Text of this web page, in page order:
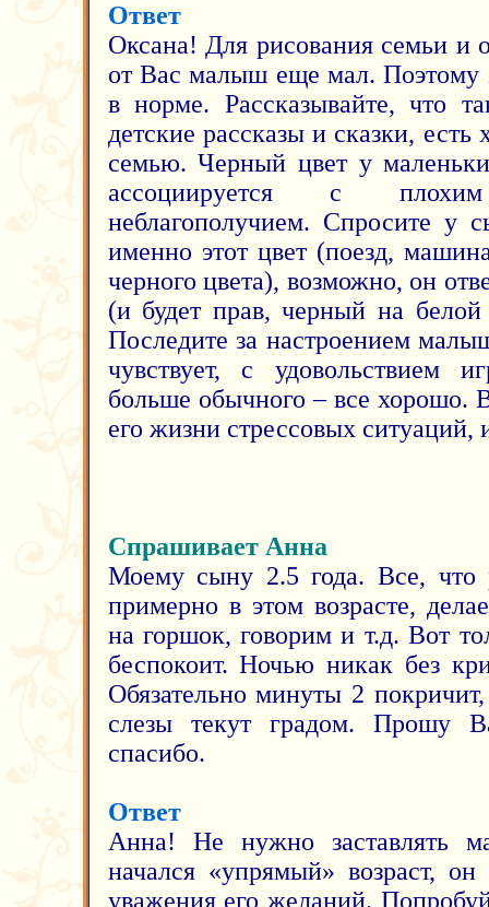
Ответ
Оксана! Для рисования семьи и
от Вас малыш еще мал. Поэтому
в норме. Рассказывайте, что
детские рассказы и сказки,
семью. Черный цвет у
ассоциируется с
неблагополучием. Спросите у
именно этот цвет (поезд,
черного цвета), возможно, он
(и будет прав, черный на белой
Последите за настроением
чувствует, с удовольствием
больше обычного – все хорошо.
его жизни стрессовых ситуаций,
Спрашивает Анна
Моему сыну 2.5 года. Все, что
примерно в этом возрасте,
на горшок, говорим и т.д. Вот
беспокоит. Ночью никак без
Обязательно минуты 2
слезы текут градом. Прошу
спасибо.
Ответ
Анна! Не нужно заставлять
начался «упрямый» возраст, он
уважения его желаний.